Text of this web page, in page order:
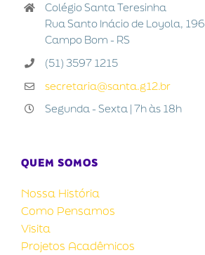
Colégio Santa Teresinha
Rua Santo Inácio de Loyola, 196
Campo Bom - RS
(51) 3597 1215
secretaria@santa.g12.br
Segunda - Sexta | 7h às 18h
QUEM SOMOS
Nossa História
Como Pensamos
Visita
Projetos Acadêmicos